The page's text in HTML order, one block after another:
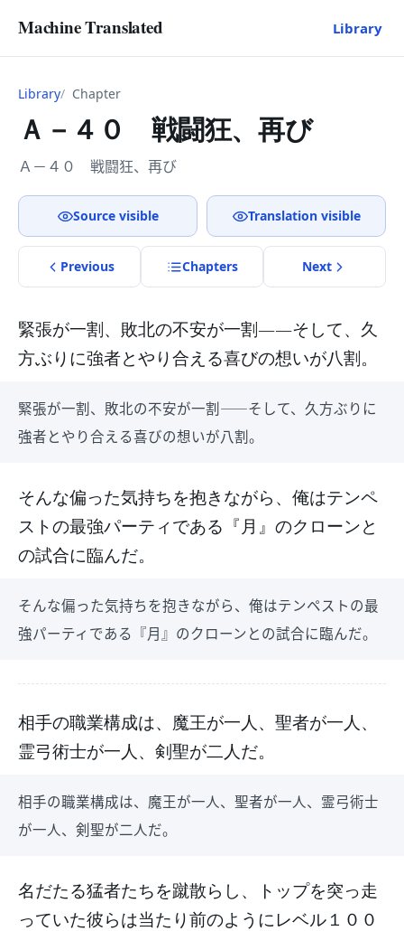
Machine Translated Library
Library Chapter
Ａ－４０ 戦闘狂、再び
Ａ－４０ 戦闘狂、再び
Source visible Translation visible
Previous Chapters Next
緊張が一割、敗北の不安が一割――そして、久
方ぶりに強者とやり合える喜びの想いが八割。
緊張が一割、敗北の不安が一割――そして、久方ぶりに
強者とやり合える喜びの想いが八割。
そんな偏った気持ちを抱きながら、俺はテンペ
ストの最強パーティである『月』のクローンと
の試合に臨んだ。
そんな偏った気持ちを抱きながら、俺はテンペストの最
強パーティである『月』のクローンとの試合に臨んだ。
相手の職業構成は、魔王が一人、聖者が一人、
霊弓術士が一人、剣聖が二人だ。
相手の職業構成は、魔王が一人、聖者が一人、霊弓術士
が一人、剣聖が二人だ。
名だたる猛者たちを蹴散らし、トップを突っ走
っていた彼らは当たり前のようにレベル１００